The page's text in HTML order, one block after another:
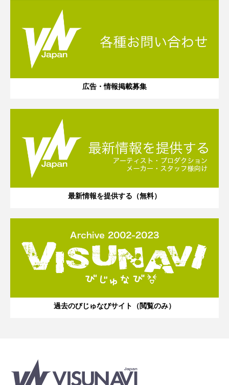
広告・情報掲載募集
最新情報を提供する（無料）
過去のびじゅなびサイト（閲覧のみ）